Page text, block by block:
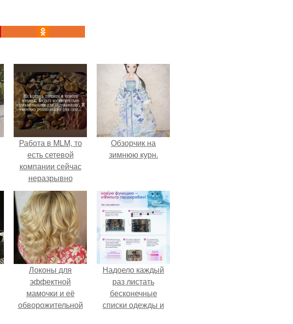
Работа в MLM, то
есть сетевой
компании сейчас
неразрывно
связана с создание
своего контента,
своей страницы в
соц сетях.
Обзорчик на
зимнюю курн.
Локоны для
эффектной
мамочки и её
обворожительной
Надоело каждый
раз листать
бесконечные
списки одежды и